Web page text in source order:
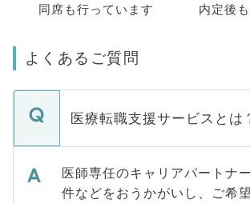
同席も行っています
内定後
よくあるご質問
医療転職支援サービスとは
医師専任のキャリアパートナ
件などをおうかがいし、ご希